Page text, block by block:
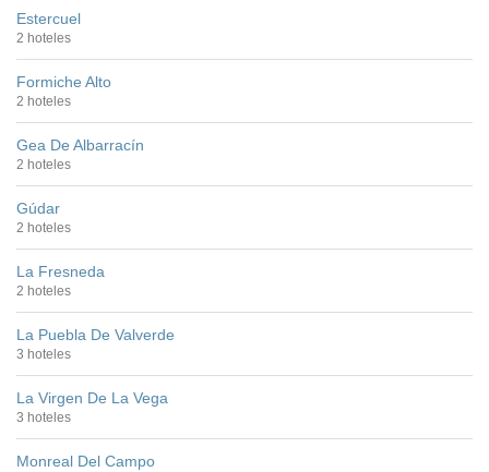
Estercuel
2 hoteles
Formiche Alto
2 hoteles
Gea De Albarracín
2 hoteles
Gúdar
2 hoteles
La Fresneda
2 hoteles
La Puebla De Valverde
3 hoteles
La Virgen De La Vega
3 hoteles
Monreal Del Campo